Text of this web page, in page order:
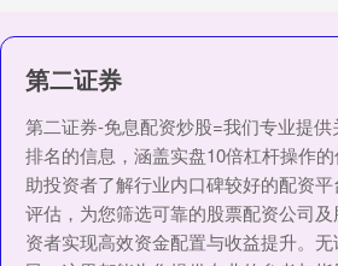
第二证券
第二证券-免息配资炒股=我们专业提
排名的信息，涵盖实盘10倍杠杆操作
助投资者了解行业内口碑较好的配资
评估，为您筛选可靠的股票配资公司
资者实现高效资金配置与收益提升。